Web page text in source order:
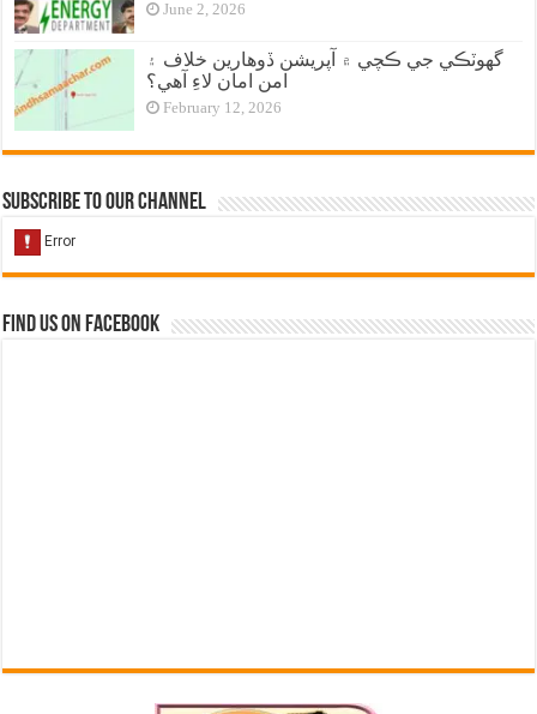
June 2, 2026
گهوٽڪي جي ڪچي ۾ آپريشن ڏوهارين خلاف ۽
امن امان لاءِ آهي؟
February 12, 2026
Subscribe to our Channel
Find us on Facebook